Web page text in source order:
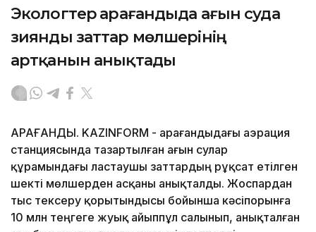
Экологтер Қарағандыда ағын суда
зиянды заттар мөлшерінің
артқанын анықтады
ҚАРАҒАНДЫ. KAZINFORM - Қарағандыдағы аэрация
станциясында тазартылған ағын сулар
құрамындағы ластаушы заттардың рұқсат етілген
шекті мөлшерден асқаны анықталды. Жоспардан
тыс тексеру қорытындысы бойынша кәсіпорынға
10 млн теңгеге жуық айыппұл салынып, анықталған